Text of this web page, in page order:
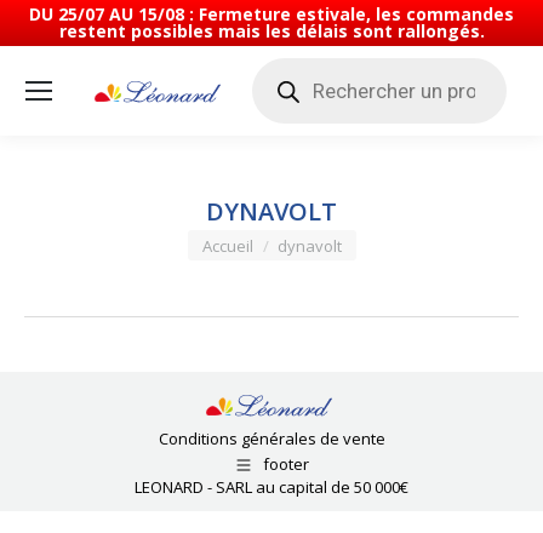
DU 25/07 AU 15/08 : Fermeture estivale, les commandes
restent possibles mais les délais sont rallongés.
produits
DYNAVOLT
Vous êtes ici :
Accueil dynavolt
Conditions générales de vente
footer
LEONARD - SARL au capital de 50 000€